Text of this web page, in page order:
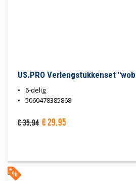
US.PRO Verlengstukkenset
6-delig
5060478385868
€35,94 €29,95
%